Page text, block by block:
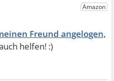
Freund angelogen,